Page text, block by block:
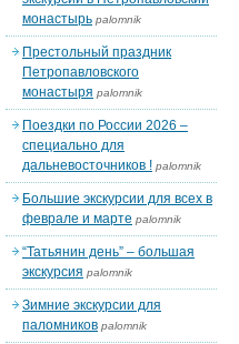
монастырь palomnik
Престольный праздник
Петропавловского
монастыря palomnik
Поездки по России 2026 –
специально для
дальневосточников ! palomnik
Большие экскурсии для всех в
феврале и марте palomnik
“Татьянин день” – большая
экскурсия palomnik
Зимние экскурсии для
паломников palomnik